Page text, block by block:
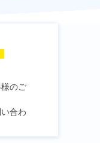
のご
合わ